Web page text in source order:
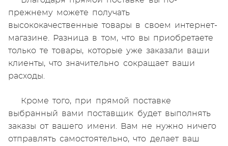
прежнему можете получать
высококачественные товары в своем интернет-
магазине. Разница в том, что вы приобретаете
только те товары, которые уже заказали ваши
клиенты, что значительно сокращает ваши
расходы.
Кроме того, при прямой поставке
выбранный вами поставщик будет выполнять
заказы от вашего имени. Вам не нужно ничего
отправлять самостоятельно, что делает ваш